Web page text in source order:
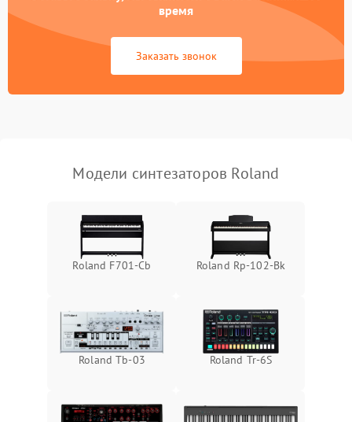
время
Заказать звонок
Модели синтезаторов Roland
Roland F701-Cb Roland Rp-102-Bk
Roland Tb-03 Roland Tr-6S